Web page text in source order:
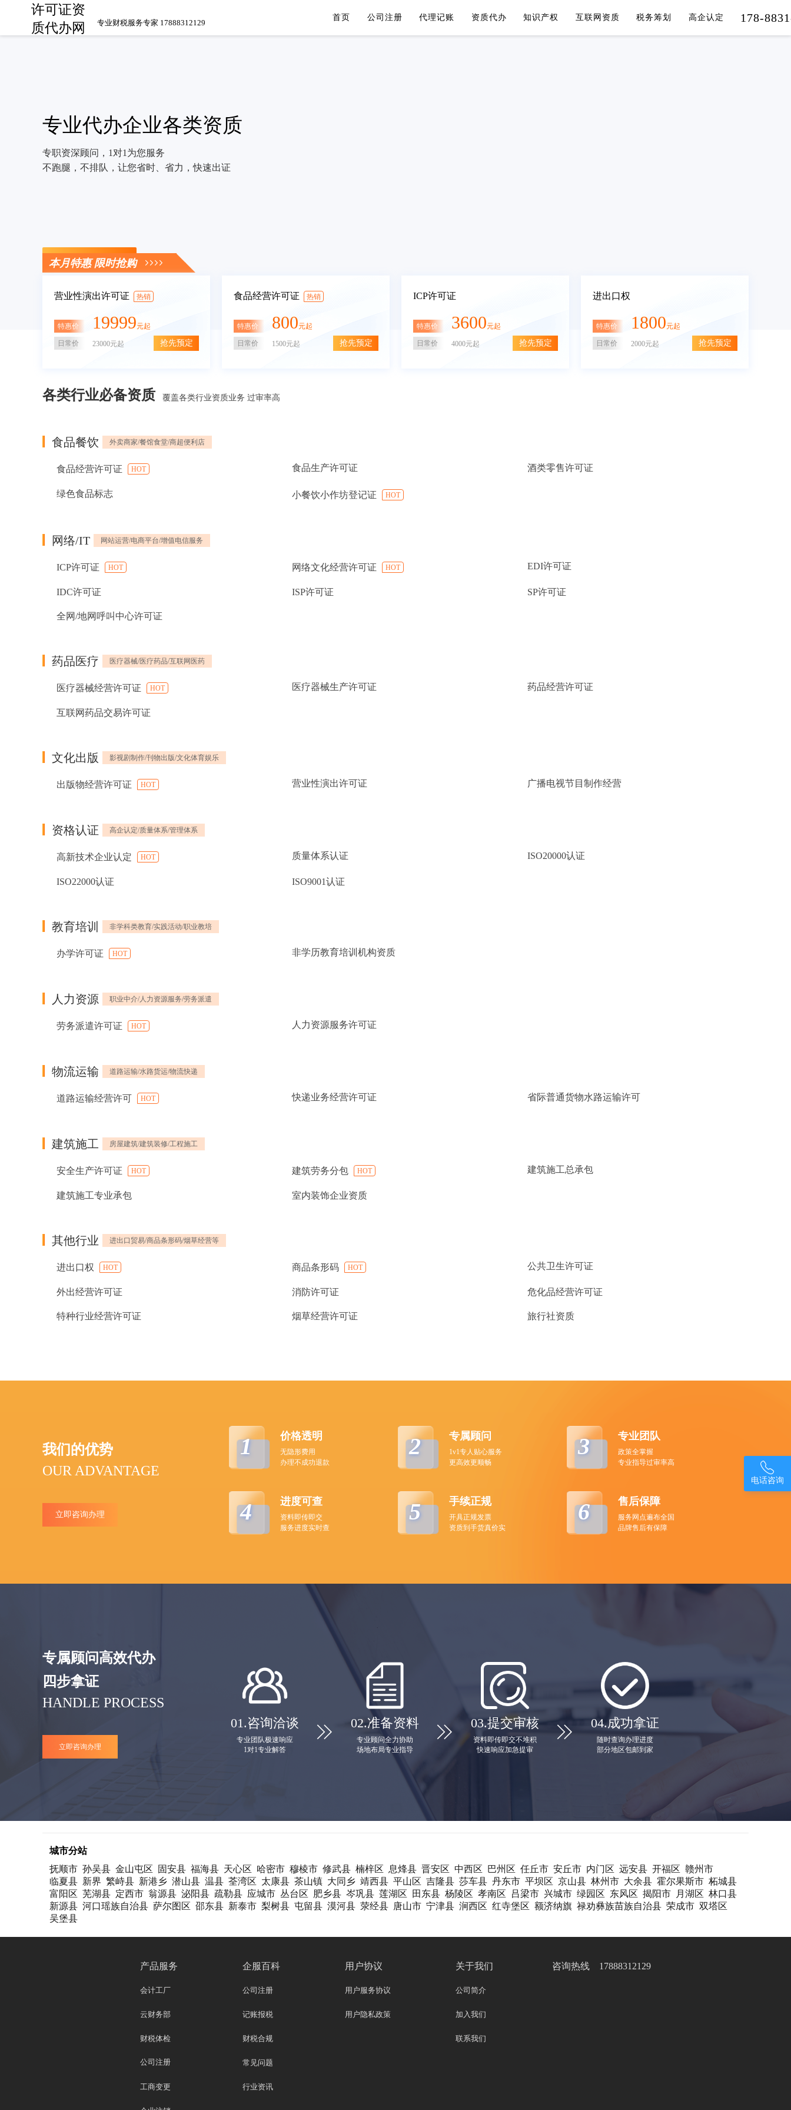
许可证资
质代办网
专业财税服务专家 17888312129
首页 公司注册 代理记账 资质代办 知识产权 互联网资质 税务筹划 高企认定 178-
专业代办企业各类资质
专职资深顾问，1对1为您服务
不跑腿，不排队，让您省时、省力，快速出证
立即咨询
本月特惠 限时抢购
营业性演出许可证 热销
特惠价 19999元起
日常价 23000元起 抢先预定
食品经营许可证 热销
特惠价 800元起
日常价 1500元起 抢先预定
ICP许可证
特惠价 3600元起
日常价 4000元起 抢先预定
进出口权
特惠价 1800元起
日常价 2000元起 抢先预定
各类行业必备资质 覆盖各类行业资质业务 过审率高
食品餐饮 外卖商家/餐馆食堂/商超便利店
食品经营许可证 HOT 食品生产许可证 酒类零售许可证
绿色食品标志 小餐饮小作坊登记证 HOT
网络/IT 网站运营/电商平台/增值电信服务
ICP许可证 HOT 网络文化经营许可证 HOT EDI许可证
IDC许可证 ISP许可证 SP许可证
全网/地网呼叫中心许可证
药品医疗 医疗器械/医疗药品/互联网医药
医疗器械经营许可证 HOT 医疗器械生产许可证 药品经营许可证
互联网药品交易许可证
文化出版 影视剧制作/刊物出版/文化体育娱乐
出版物经营许可证 HOT 营业性演出许可证 广播电视节目制作经营
资格认证 高企认定/质量体系/管理体系
高新技术企业认定 HOT 质量体系认证 ISO20000认证
ISO22000认证 ISO9001认证
教育培训 非学科类教育/实践活动/职业教培
办学许可证 HOT 非学历教育培训机构资质
人力资源 职业中介/人力资源服务/劳务派遣
劳务派遣许可证 HOT 人力资源服务许可证
物流运输 道路运输/水路货运/物流快递
道路运输经营许可 HOT 快递业务经营许可证 省际普通货物水路运输许可
建筑施工 房屋建筑/建筑装修/工程施工
安全生产许可证 HOT 建筑劳务分包 HOT 建筑施工总承包
建筑施工专业承包 室内装饰企业资质
其他行业 进出口贸易/商品条形码/烟草经营等
进出口权 HOT 商品条形码 HOT 公共卫生许可证
外出经营许可证 消防许可证 危化品经营许可证
特种行业经营许可证 烟草经营许可证 旅行社资质
我们的优势
OUR ADVANTAGE
立即咨询办理
1 价格透明
无隐形费用
办理不成功退款
2 专属顾问
1v1专人贴心服务
更高效更顺畅
3 专业团队
政策全掌握
专业指导过审率高
4 进度可查
资料即传即交
服务进度实时查
5 手续正规
开具正规发票
资质到手货真价实
6 售后保障
服务网点遍布全国
品牌售后有保障
专属顾问高效代办
四步拿证
HANDLE PROCESS
立即咨询办理
01.咨询洽谈
专业团队极速响应
1对1专业解答
 02.准备资料
专业顾问全力协助
场地布局专业指导
 03.提交审核
资料即传即交不堆积
快速响应加急提审
 04.成功拿证
随时查询办理进度
部分地区包邮到家
城市分站
抚顺市 孙吴县 金山屯区 固安县 福海县 天心区 哈密市 穆棱市 修武县 楠梓区 息烽县 晋安区 中西区 巴州区 任丘市 安丘市 内门区 远安县 开福区 赣州市
临夏县 新界 繁峙县 新港乡 潜山县 温县 荃湾区 太康县 茶山镇 大同乡 靖西县 平山区 吉隆县 莎车县 丹东市 平坝区 京山县 林州市 大余县 霍尔果斯市 柘城县
富阳区 芜湖县 定西市 翁源县 泌阳县 疏勒县 应城市 丛台区 肥乡县 岑巩县 莲湖区 田东县 杨陵区 孝南区 吕梁市 兴城市 绿园区 东风区 揭阳市 月湖区 林口县
新源县 河口瑶族自治县 萨尔图区 邵东县 新泰市 梨树县 屯留县 漠河县 荥经县 唐山市 宁津县 涧西区 红寺堡区 额济纳旗 禄劝彝族苗族自治县 荣成市 双塔区
吴堡县
产品服务
会计工厂
云财务部
财税体检
公司注册
工商变更
企服百科
公司注册
记账报税
财税合规
常见问题
行业资讯
用户协议
用户服务协议
用户隐私政策
关于我们
公司简介
加入我们
联系我们
咨询热线 17888312129

电话咨询